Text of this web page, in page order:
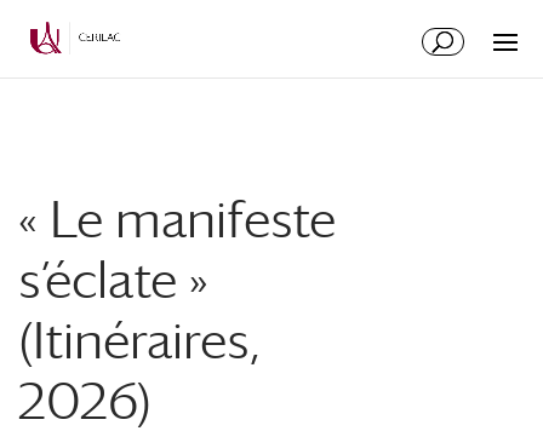
« Le manifeste
s’éclate »
(Itinéraires,
2026)